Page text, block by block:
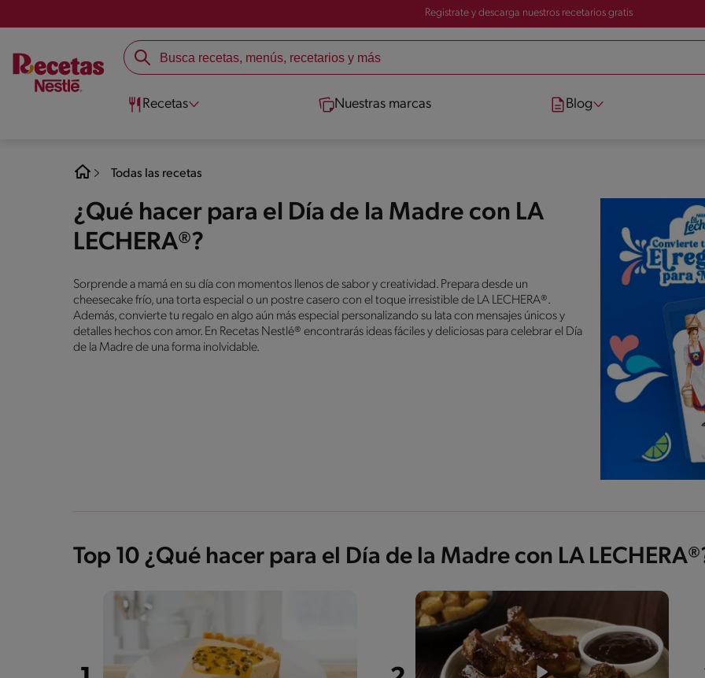
Registrate y descarga nuestros recetarios gratis
Recetas Nuestras marcas Blog
Todas las recetas
¿Qué hacer para el Día de la Madre con LA
LECHERA®?
Sorprende a mamá en su día con momentos llenos de sabor y creatividad. Prepara desde un
cheesecake frío, una torta especial o un postre casero con el toque irresistible de LA LECHERA®.
Además, convierte tu regalo en algo aún más especial personalizando su lata con mensajes únicos y
detalles hechos con amor. En Recetas Nestlé® encontrarás ideas fáciles y deliciosas para celebrar el Día
de la Madre de una forma inolvidable.
Top 10 ¿Qué hacer para el Día de la Madre con LA